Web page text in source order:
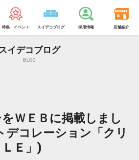
特集・イベント スイデコブログ 採用情報 店舗紹介
スイデコブログ
BLOG
ＷＥＢに掲載しまし
デコレーション「クリ
Ｅ」)